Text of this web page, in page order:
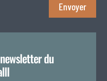
Envoyer
du